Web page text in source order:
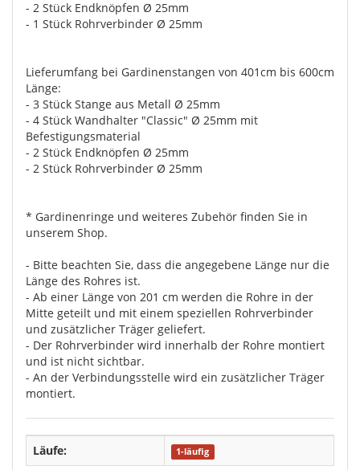
- 2 Stück Endknöpfen Ø 25mm
- 1 Stück Rohrverbinder Ø 25mm
Lieferumfang bei Gardinenstangen von 401cm bis 600cm
Länge:
- 3 Stück Stange aus Metall Ø 25mm
- 4 Stück Wandhalter "Classic" Ø 25mm mit
Befestigungsmaterial
- 2 Stück Endknöpfen Ø 25mm
- 2 Stück Rohrverbinder Ø 25mm
* Gardinenringe und weiteres Zubehör finden Sie in
unserem Shop.
- Bitte beachten Sie, dass die angegebene Länge nur die
Länge des Rohres ist.
- Ab einer Länge von 201 cm werden die Rohre in der
Mitte geteilt und mit einem speziellen Rohrverbinder
und zusätzlicher Träger geliefert.
- Der Rohrverbinder wird innerhalb der Rohre montiert
und ist nicht sichtbar.
- An der Verbindungsstelle wird ein zusätzlicher Träger
montiert.
Läufe: 1-läufig